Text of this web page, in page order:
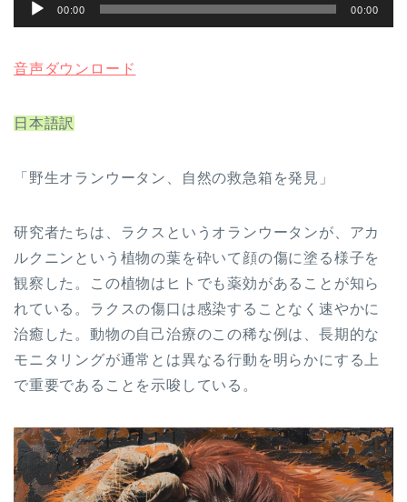
声
レ
ヤ
00:00 00:00
音声ダウンロード
日本語訳
「野生オランウータン、自然の救急箱を発見」
研究者たちは、ラクスというオランウータンが、アカ
ルクニンという植物の葉を砕いて顔の傷に塗る様子を
観察した。この植物はヒトでも薬効があることが知ら
れている。ラクスの傷口は感染することなく速やかに
治癒した。動物の自己治療のこの稀な例は、長期的な
モニタリングが通常とは異なる行動を明らかにする上
で重要であることを示唆している。